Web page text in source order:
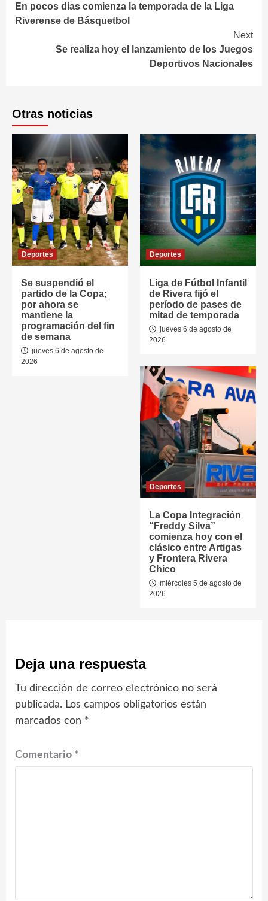
Reading
En pocos días comienza la temporada de la Liga
Riverense de Básquetbol
Next
Se realiza hoy el lanzamiento de los Juegos
Deportivos Nacionales
Otras noticias
Deportes
Se suspendió el
partido de la Copa;
por ahora se
mantiene la
programación del fin
de semana
jueves 6 de agosto de
2026
Deportes
Liga de Fútbol Infantil
de Rivera fijó el
período de pases de
mitad de temporada
jueves 6 de agosto de
2026
Deportes
La Copa Integración
“Freddy Silva”
comienza hoy con el
clásico entre Artigas
y Frontera Rivera
Chico
miércoles 5 de agosto de
2026
Deja una respuesta
Tu dirección de correo electrónico no será
publicada. Los campos obligatorios están
marcados con *
Comentario *